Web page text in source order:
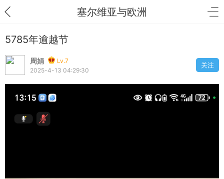
塞尔维亚与欧洲
5785年逾越节
周娟
Lv.7
2025-4-13 04:29:30
关注